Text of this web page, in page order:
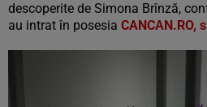
descoperite de Simona Brînză,
au intrat în posesia CANCAN.RO,